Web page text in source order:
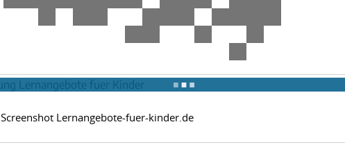
Screenshot Lernangebote-fuer-kinder.de